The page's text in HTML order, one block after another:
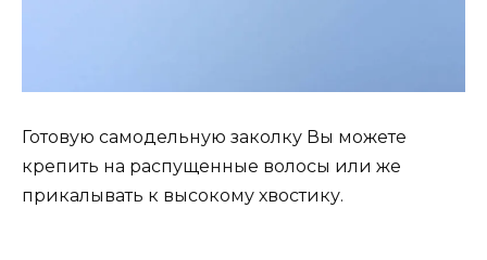
Готовую самодельную заколку Вы можете
крепить на распущенные волосы или же
прикалывать к высокому хвостику.